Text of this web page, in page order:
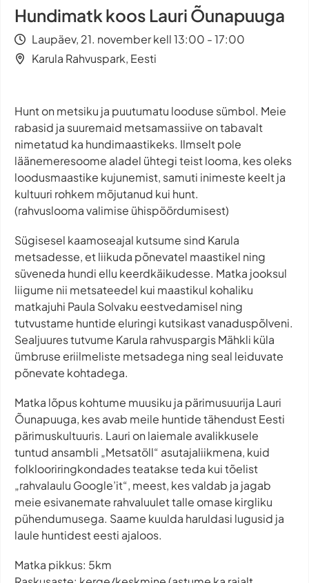
Hundimatk koos Lauri Õunapuuga
Laupäev, 21. november kell 13:00 - 17:00
Karula Rahvuspark, Eesti
Hunt on metsiku ja puutumatu looduse sümbol. Meie
rabasid ja suuremaid metsamassiive on tabavalt
nimetatud ka hundimaastikeks. Ilmselt pole
läänemeresoome aladel ühtegi teist looma, kes oleks
loodusmaastike kujunemist, samuti inimeste keelt ja
kultuuri rohkem mõjutanud kui hunt.
(rahvuslooma valimise ühispöördumisest)
Sügisesel kaamoseajal kutsume sind Karula
metsadesse, et liikuda põnevatel maastikel ning
süveneda hundi ellu keerdkäikudesse. Matka jooksul
liigume nii metsateedel kui maastikul kohaliku
matkajuhi Paula Solvaku eestvedamisel ning
tutvustame huntide eluringi kutsikast vanaduspõlveni.
Sealjuures tutvume Karula rahvuspargis Mähkli küla
ümbruse eriilmeliste metsadega ning seal leiduvate
põnevate kohtadega.
Matka lõpus kohtume muusiku ja pärimusuurija Lauri
Õunapuuga, kes avab meile huntide tähendust Eesti
pärimuskultuuris. Lauri on laiemale avalikkusele
tuntud ansambli „Metsatöll“ asutajaliikmena, kuid
folklooriringkondades teatakse teda kui tõelist
„rahvalaulu Google’it“, meest, kes valdab ja jagab
meie esivanemate rahvaluulet talle omase kirgliku
pühendumusega. Saame kuulda haruldasi lugusid ja
laule huntidest eesti ajaloos.
Matka pikkus: 5km